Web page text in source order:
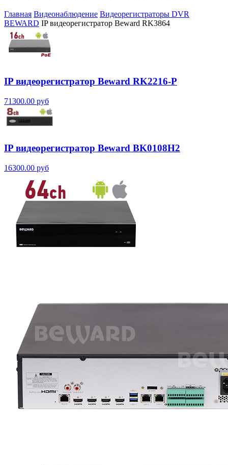
Главная Видеонаблюдение Видеорегистраторы DVR
BEWARD IP видеорегистратор Beward RK3864
IP видеорегистратор Beward RK2216-P
71300.00 руб
IP видеорегистратор Beward BK0108H2
16300.00 руб